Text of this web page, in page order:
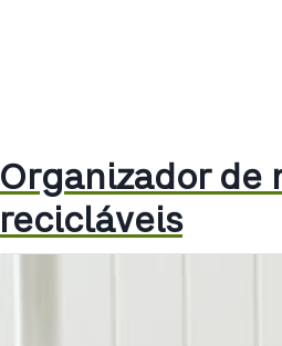
Organizador de
recicláveis